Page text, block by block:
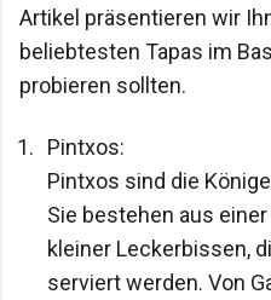
Artikel präsentieren wir
beliebtesten Tapas im
probieren sollten.
Pintxos:
Pintxos sind die
Sie bestehen aus
kleiner Leckerbissen,
serviert werden. Von